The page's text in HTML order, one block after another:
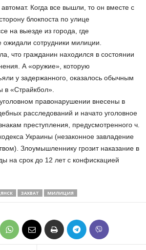
Когда все вышли, то он вместе с
блокпоста по улице
на выезде из города, где
сотрудники милиции.
что гражданин находился в состоянии
А «оружие», которую
у задержанного, оказалось обычным
в «Страйкбол».
правонарушении внесены в
расследований и начато уголовное
преступления, предусмотренного ч.
Украины (незаконное завладение
Злоумышленнику грозит наказание в
на срок до 12 лет с конфискацией
ЗАХВАТ МИЛИЦИЯ